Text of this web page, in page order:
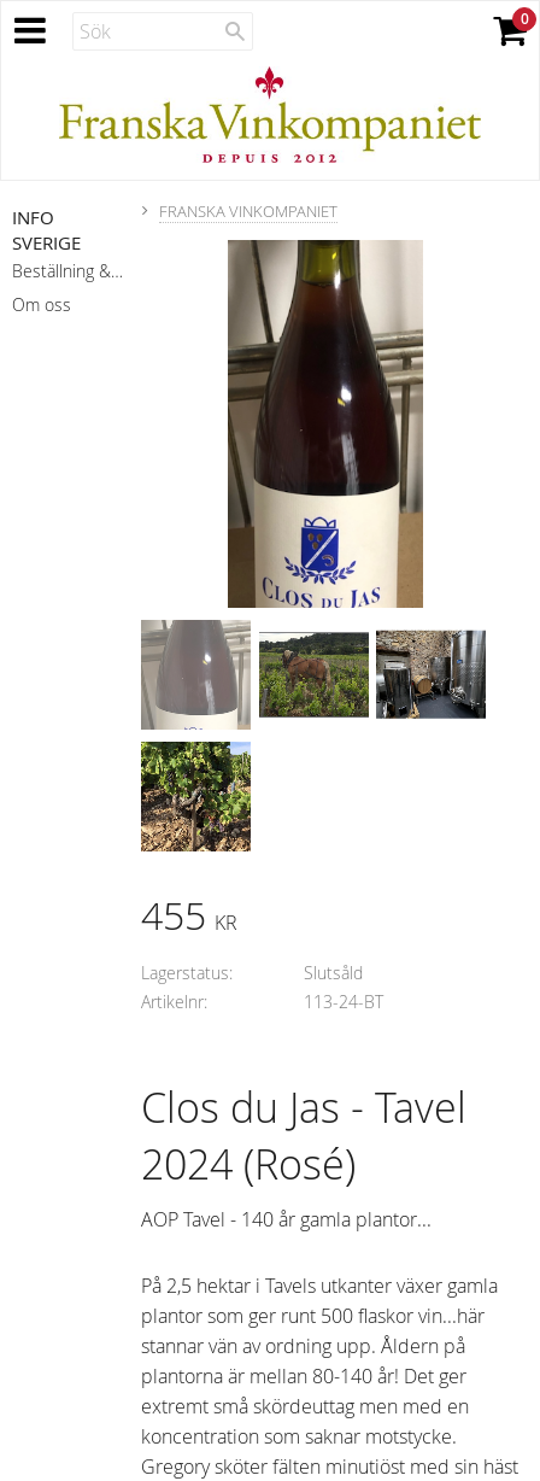
FRANSKA VINKOMPANIET
455 KR
Lagerstatus
Slutsåld
Artikelnr
113-24-BT
Clos du Jas - Tavel
2024 (Rosé)
AOP Tavel - 140 år gamla plantor...
På 2,5 hektar i Tavels utkanter växer gamla
plantor som ger runt 500 flaskor vin...här
stannar vän av ordning upp. Åldern på
plantorna är mellan 80-140 år! Det ger
extremt små skördeuttag men med en
koncentration som saknar motstycke.
Gregory sköter fälten minutiöst med sin häst
INFO
SVERIGE
Beställning & leverans
Om oss